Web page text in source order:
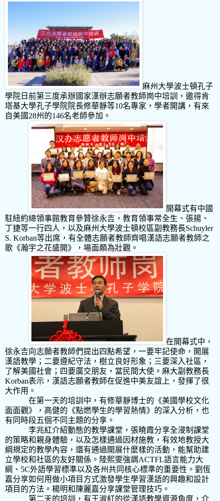
麻州大學波士頓孔子
學院日前第三度承辦國家漢辦志願者教師崗中培訓，邀得肯
塔基大學孔子學院院長修華靜等10名專家，學者開講， 有來
自美國28州的146名老師參加。
開幕式有中國
駐紐約總領事館教育參贊徐永吉，教育領事常全生、張揚、
丁捷等一行四人，以及麻州大學波士頓校區副教務長Schuyler
S. Korban等出席，有全體志願者教師齊唱漢語志願者教師之
歌《瀚宇之花盛開》，場面頗為壯觀。
在開幕式中，
徐永吉向志願者教師們提出四點希望，一要牢記使命，開展
漢語教學；二要遵紀守法，樹立良好形象；三要深入社區，
了解美國社會；四要廣交朋友，當民間大使。麻大副教務長
Korban表示， 漢語志願者教師在促進中美友誼上，發揮了很
大作用。
在第一天的培訓中，有修華靜博士的《美國學校文化
面面觀》，高健的《點燃學生的學習熱情》的深入分析，也
有同時段五個不同主題的分享。
李兆紅介紹動態的教學課堂，張曉霞分享全浸制課堂
的策略和親身體驗，以及怎樣通過因材施教，有效地教授大
綱規定的教學內容，還有通過開展什麼樣的活動，能幫助建
立學校和社區的友好關係。陸熙雯強調ACTFL語言能力大
綱、5C外語學習標準以及各州共同核心標準的重要性。劉恆
嘉分享如何用做小項目方式激發學生學習漢語的興趣和設計
項目的方法。楊明和陳麗嘉分享課堂管理技巧。
第二天的培訓，有王淑紅的從漢語教學資源角度，介